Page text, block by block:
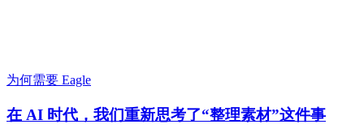
为何需要 Eagle
在 AI 时代，我们重新思考了“整理素材”这件事